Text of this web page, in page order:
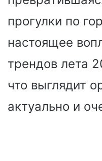
прогулки по
настоящее
трендов лета
что выглядит
актуально и